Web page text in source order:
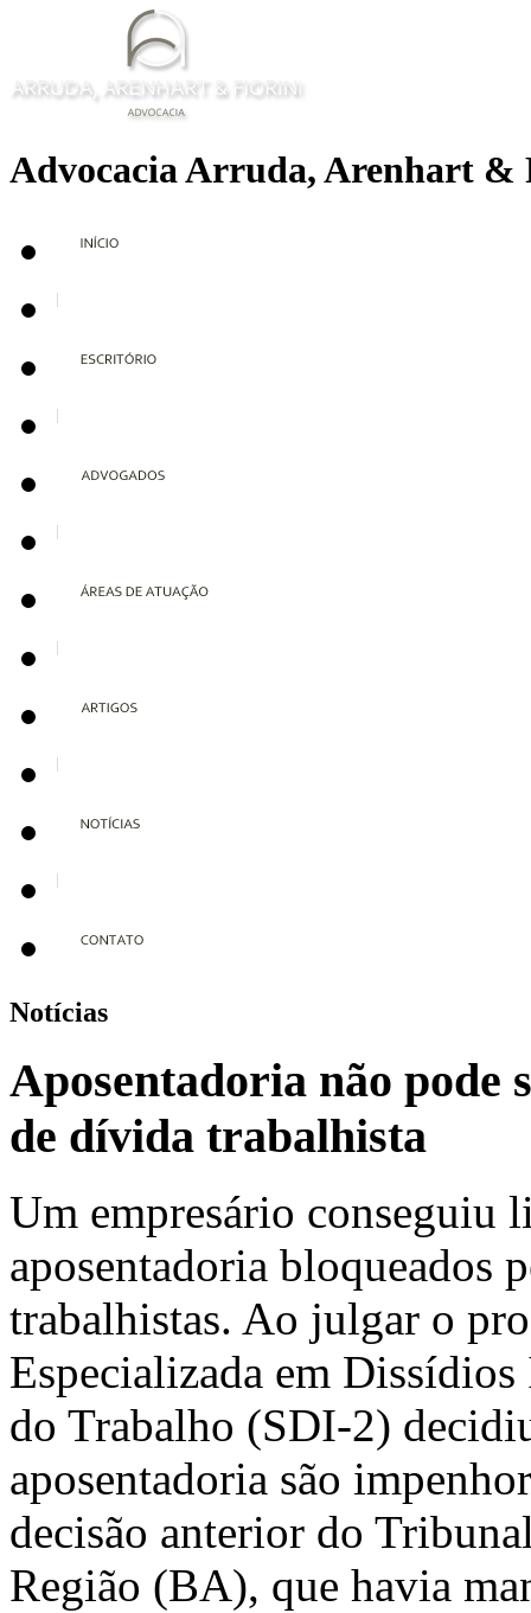
Advocacia Arruda, Arenhart
Notícias
Aposentadoria não pode
de dívida trabalhista
Um empresário conseguiu
aposentadoria bloqueados
trabalhistas. Ao julgar o
Especializada em
do Trabalho (SDI-2)
aposentadoria são
decisão anterior do
Região (BA), que havia